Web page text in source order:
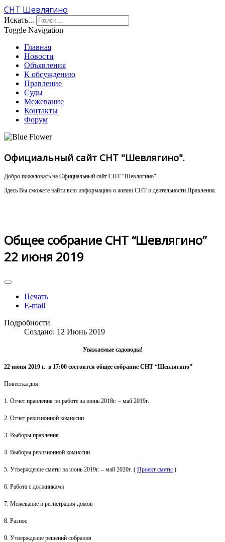
СНТ Шевлягино
Искать...
Toggle Navigation
Главная
Новости
Объявления
К обсуждению
Правление
Суды
Межевание
Контакты
Форум
Официальный сайт СНТ "Шевлягино".
Добро пожаловать на Официальный сайт СНТ "Шевлягино".
Здесь Вы сможете найти всю информацию о жизни СНТ и деятельности Правления.
Общее собрание СНТ “Шевлягино”
22 июня 2019
Печать
E-mail
Подробности
Создано: 12 Июнь 2019
Уважаемые садоводы!
22 июня 2019 г. в 17:00 состоится общее собрание СНТ “Шевлягино”
Повестка дня:
1. Отчет правления по работе за июнь 2018г. – май 2019г.
2. Отчет ревизионной комиссии
3. Выборы правления
4. Выборы ревизионной комиссии
5. Утверждение сметы на июнь 2019г. – май 2020г. ( Проект сметы )
6. Работа с должниками
7. Межевание и регистрация домов
8. Разное
9. Утверждение решений собрания